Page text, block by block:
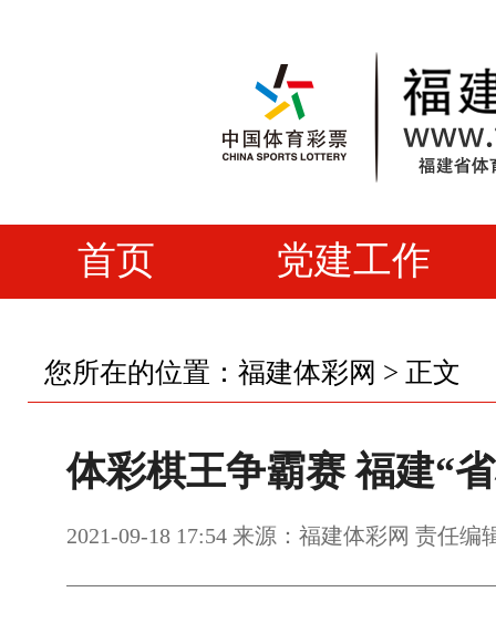
首页 党建工作
您所在的位置： 福建体彩网 > 正文
体彩棋王争霸赛 福建“
2021-09-18 17:54 来源：福建体彩网 责任编